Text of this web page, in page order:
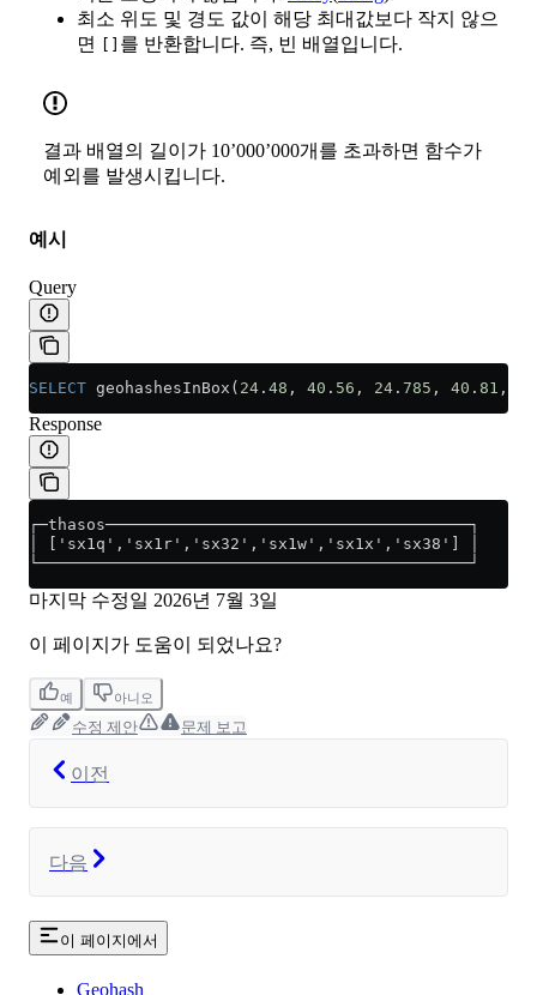
최소 위도 및 경도 값이 해당 최대값보다 작지 않으
면
를 반환합니다. 즉, 빈 배열입니다.
결과 배열의 길이가 10’000’000개를 초과하면 함수가
예외를 발생시킵니다.
예시
Query
SELECT geohashesInBox( 24 . 48 , 40 . 56 , 24 . 785 , 40 . 81 ,
Response
┌─thasos──────────────────────────────────────┐
│ ['sx1q','sx1r','sx32','sx1w','sx1x','sx38'] │
└─────────────────────────────────────────────┘
마지막 수정일 2026년 7월 3일
이 페이지가 도움이 되었나요?
예 아니오
수정 제안 문제 보고
이전
다음
이 페이지에서
Geohash